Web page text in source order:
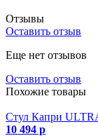
Отзывы
Оставить отзыв
Еще нет отзывов
Оставить отзыв
Похожие товары
Стул Капри
10 494 р